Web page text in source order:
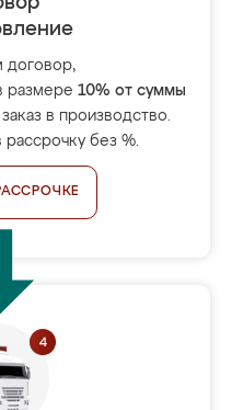
договор,
размере 10% от суммы
в производство.
без %.